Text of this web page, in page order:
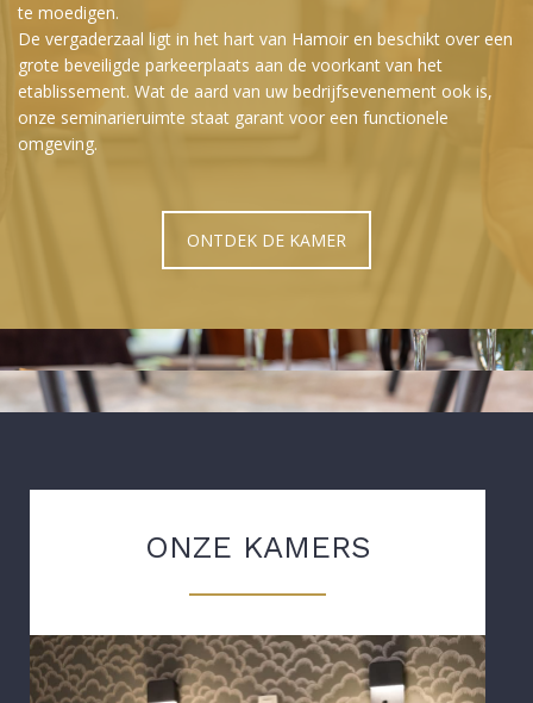
te moedigen.
De vergaderzaal ligt in het hart van Hamoir en beschikt over een
grote beveiligde parkeerplaats aan de voorkant van het
etablissement. Wat de aard van uw bedrijfsevenement ook is,
onze seminarieruimte staat garant voor een functionele
omgeving.
ONTDEK DE KAMER
ONZE KAMERS